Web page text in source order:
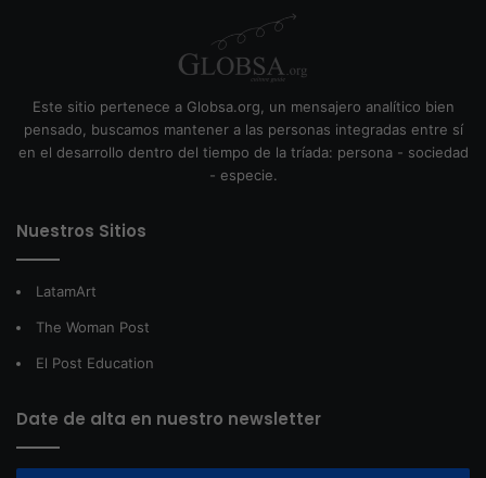
Este sitio pertenece a Globsa.org, un mensajero analítico bien
pensado, buscamos mantener a las personas integradas entre sí
en el desarrollo dentro del tiempo de la tríada: persona - sociedad
- especie.
Nuestros Sitios
LatamArt
The Woman Post
El Post Education
Date de alta en nuestro newsletter